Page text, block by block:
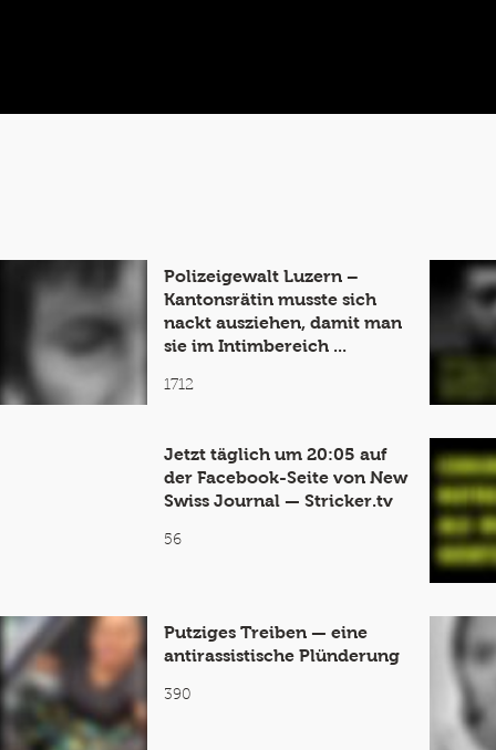
Polizeigewalt Luzern –
Kantonsrätin musste sich
nackt ausziehen, damit man
sie im Intimbereich ...
1712
Jetzt täglich um 20:05 auf
der Facebook-Seite von New
Swiss Journal — Stricker.tv
56
Putziges Treiben — eine
antirassistische Plünderung
390